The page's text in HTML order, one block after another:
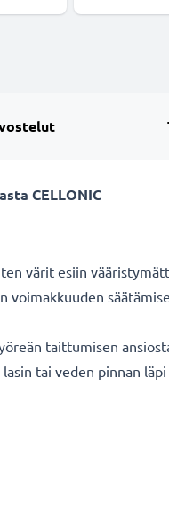
CELLONIC
värit esiin
voimakkuuden
taittumisen
tai veden pinnan